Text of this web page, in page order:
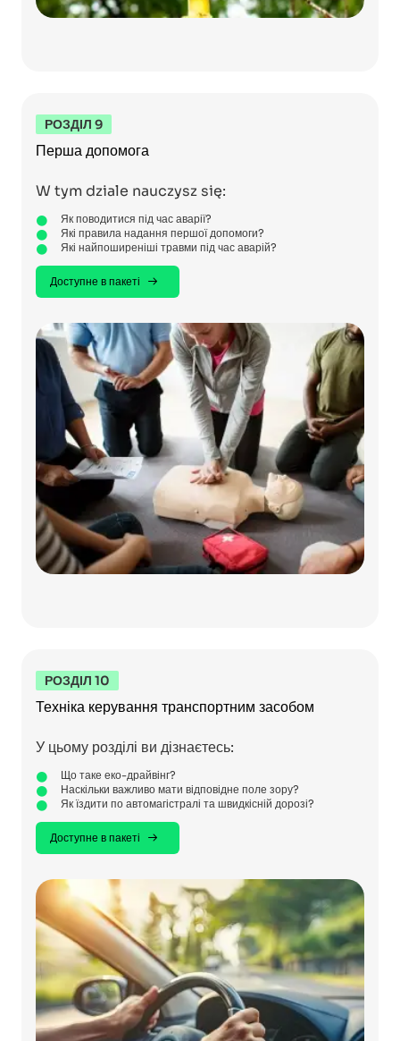
РОЗДІЛ 9
Перша допомога
W tym dziale nauczysz się:
Як поводитися під час аварії?
Які правила надання першої допомоги?
Які найпоширеніші травми під час аварій?
Доступне в пакеті
РОЗДІЛ 10
Техніка керування транспортним засобом
У цьому розділі ви дізнаєтесь:
Що таке еко-драйвінг?
Наскільки важливо мати відповідне поле зору?
Як їздити по автомагістралі та швидкісній дорозі?
Доступне в пакеті